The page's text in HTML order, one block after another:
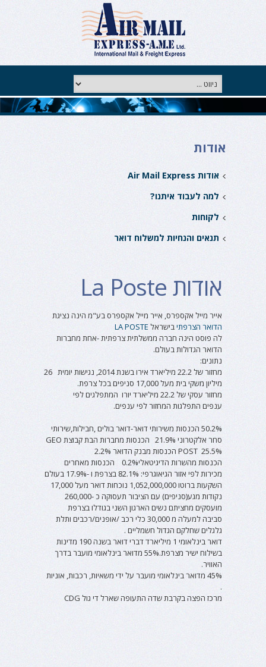
אודות
אודות Air Mail Express
למה לעבוד איתנו?
לקוחות
תנאים והנחיות למשלוח דואר
אודות La Poste
אייר מייל אקספרס, אייר מייל אקספרס בע"מ הינה נציגת
הדואר הצרפתיבישראל LA POSTE
לה פוסט הינה חברה ממשלתית צרפתית -אחת מחברות
הדואר הגדולות בעולם.
נתונים:
מחזור של 22.2 מיליארד אירו בשנת 2014, נגישות יומית 26
מיליון משקי בית מעל 17,000 סניפים בכל צרפת.
מחזור עסקי של 22.2 מיליארד יורו המתפלגים לפי
ענפים התפלגות המחזור לפי ענפים.
50.2% הכנסות משירותי דואר-דואר בולים ,חבילות,שירותי
סחר אלקטרוני 21.9% הכנסות מחברות הבת קבוצת GEO
POST 25.5% הכנסות מבנק הדואר 2.2%
הכנסות מהשרות הדיגיטאלי0.2% הכנסות מאחרים
מכירות לפי אזור הגיאוגרפי: 82.1% בצרפת ו -17.9% בעולם
השקעות ברוטו 1,052,000,000 נוכחות דואר מעל 17,000
נקודות מגע(סניפים) עם הציבור תעסוקה כ -260,000
מועסקים מחציתם נשים הארגון השני בגודלו בצרפת
סביבה למעלה מ 30,000 כלי רכב /אופנים/רכבים ותלת
גלגלים שחלקם הגדול חשמליים .
דואר בינלאומי 1 מיליארד דברי דואר בשנה 190 מדינות
בשילוח ישיר מצרפת.55% מדואר בינלאומי מועבר בדרך
האוויר.
45% מדואר בינלאומי מועבר על ידי משאיות, רכבות, אוניות
.
מרכז הפצה בקרבת שדה התעופה שארל די גול CDG